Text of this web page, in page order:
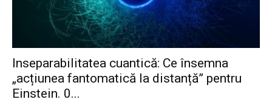
Inseparabilitatea cuantică: Ce însemna
„acțiunea fantomatică la distanță” pentru
Einstein. 0...